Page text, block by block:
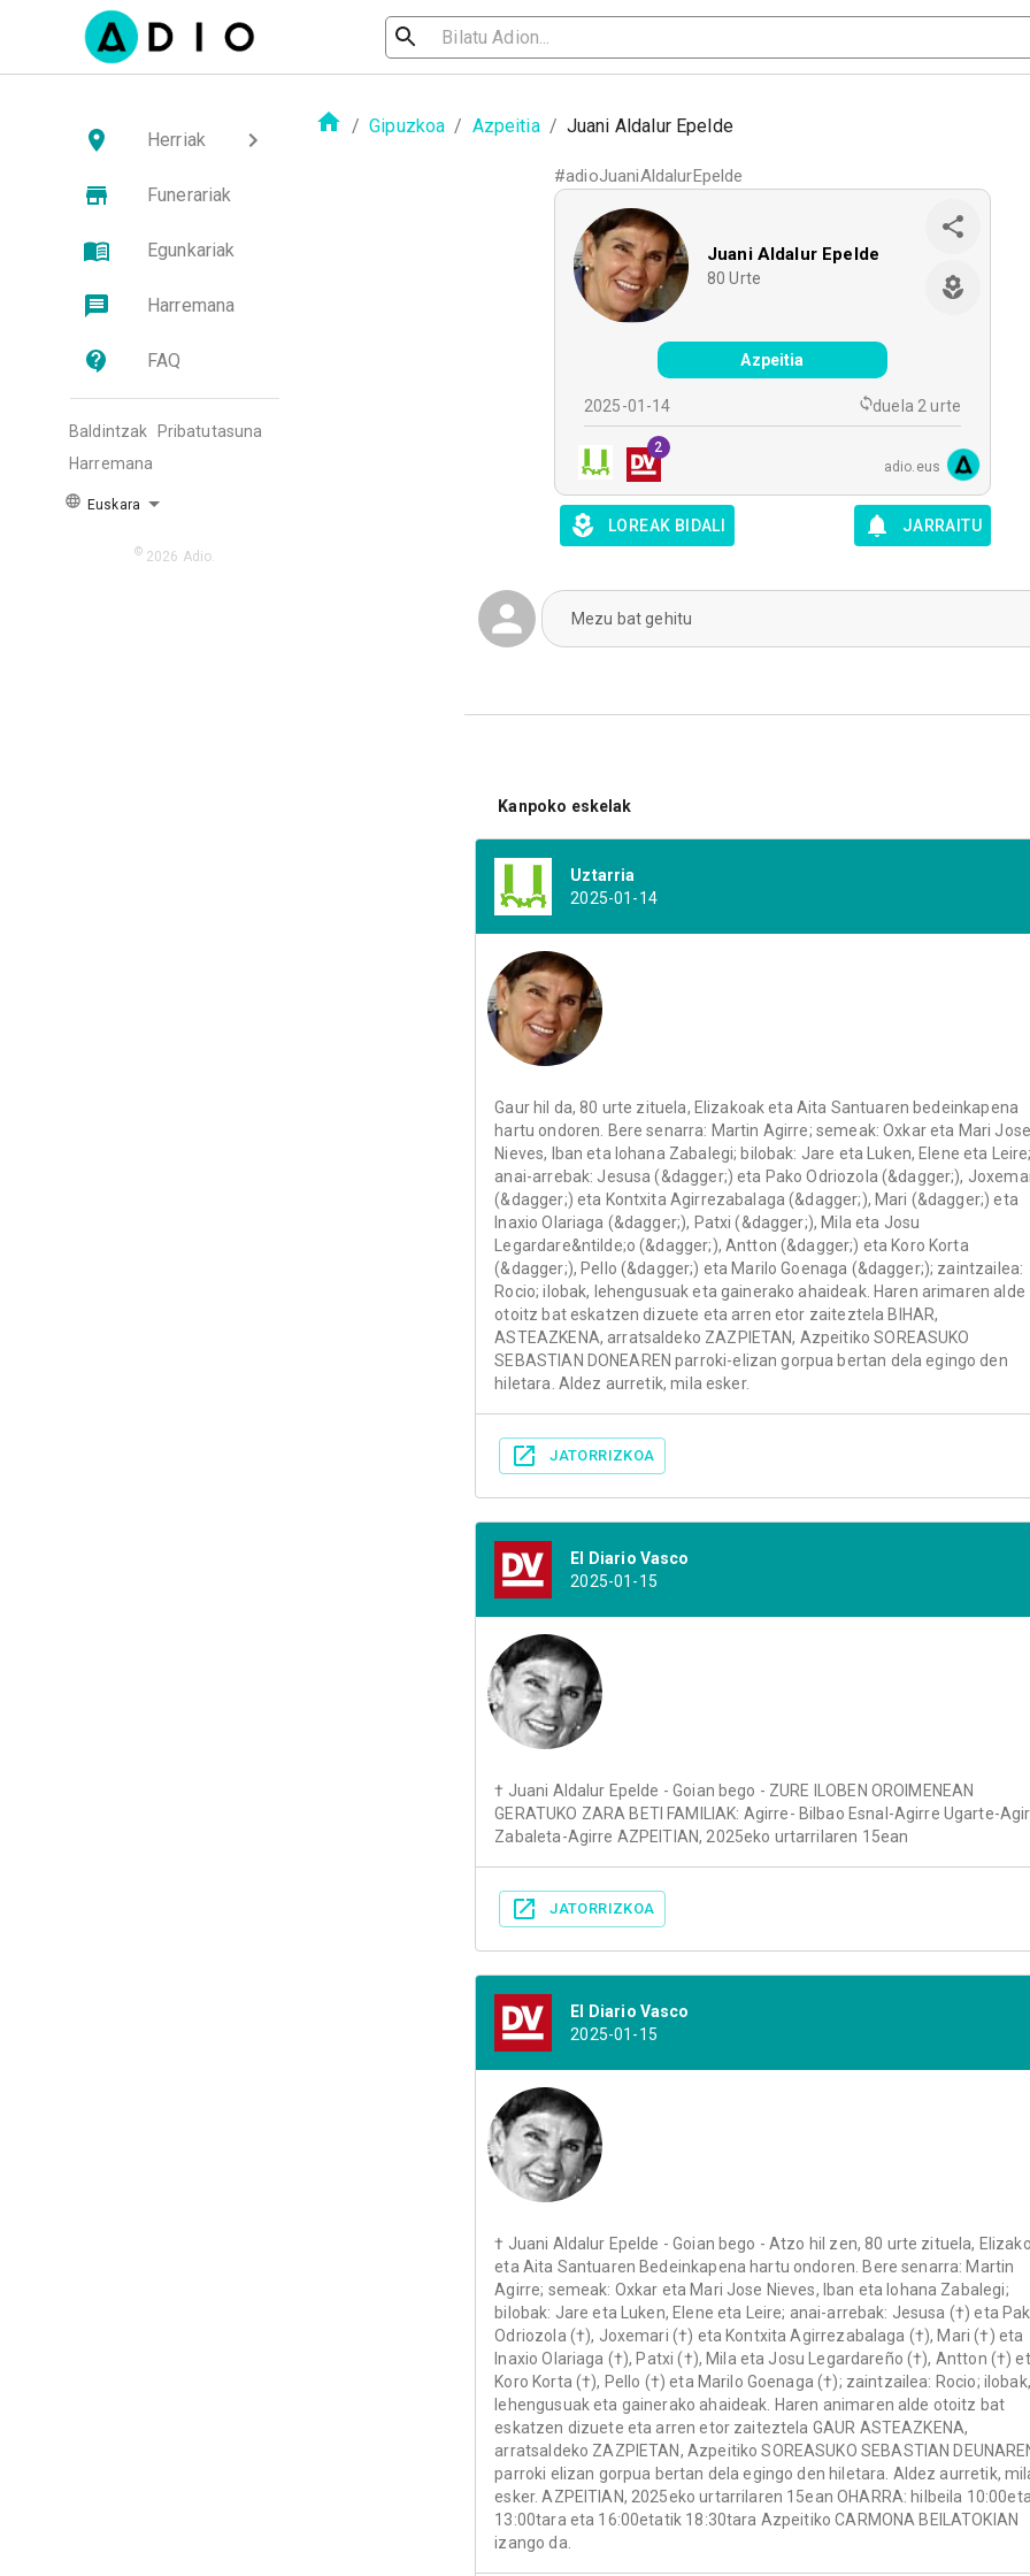
Herriak
Funerariak
Egunkariak
Harremana
FAQ
Baldintzak
Pribatutasuna
Harremana
Euskara
© 2026 Adio.
/ Gipuzkoa / Azpeitia / Juani Aldalur Epelde
#adioJuaniAldalurEpelde
Juani Aldalur Epelde
80 Urte
Azpeitia
2025-01-14 duela 2 urte
2
adio.eus
LOREAK BIDALI JARRAITU
Mezu bat gehitu
Kanpoko eskelak
Uztarria
2025-01-14
Gaur hil da, 80 urte zituela, Elizakoak eta Aita Santuaren bedeinkapena
hartu ondoren. Bere senarra: Martin Agirre; semeak: Oxkar eta Mari Jose
Nieves, Iban eta Iohana Zabalegi; bilobak: Jare eta Luken, Elene eta
anai-arrebak: Jesusa (&dagger;) eta Pako Odriozola (&dagger;),
(&dagger;) eta Kontxita Agirrezabalaga (&dagger;), Mari (&dagger;) eta
Inaxio Olariaga (&dagger;), Patxi (&dagger;), Mila eta Josu
Legardare&ntilde;o (&dagger;), Antton (&dagger;) eta Koro Korta
(&dagger;), Pello (&dagger;) eta Marilo Goenaga (&dagger;); zaintzailea:
Rocio; ilobak, lehengusuak eta gainerako ahaideak. Haren arimaren alde
otoitz bat eskatzen dizuete eta arren etor zaiteztela BIHAR,
ASTEAZKENA, arratsaldeko ZAZPIETAN, Azpeitiko SOREASUKO
SEBASTIAN DONEAREN parroki-elizan gorpua bertan dela egingo den
hiletara. Aldez aurretik, mila esker.
JATORRIZKOA
El Diario Vasco
2025-01-15
† Juani Aldalur Epelde - Goian bego - ZURE ILOBEN OROIMENEAN
GERATUKO ZARA BETI FAMILIAK: Agirre- Bilbao Esnal-Agirre Ugarte-
Zabaleta-Agirre AZPEITIAN, 2025eko urtarrilaren 15ean
JATORRIZKOA
El Diario Vasco
2025-01-15
† Juani Aldalur Epelde - Goian bego - Atzo hil zen, 80 urte zituela,
eta Aita Santuaren Bedeinkapena hartu ondoren. Bere senarra: Martin
Agirre; semeak: Oxkar eta Mari Jose Nieves, Iban eta Iohana Zabalegi;
bilobak: Jare eta Luken, Elene eta Leire; anai-arrebak: Jesusa (†) eta
Odriozola (†), Joxemari (†) eta Kontxita Agirrezabalaga (†), Mari (†) eta
Inaxio Olariaga (†), Patxi (†), Mila eta Josu Legardareño (†), Antton (†)
Koro Korta (†), Pello (†) eta Marilo Goenaga (†); zaintzailea: Rocio; ilobak,
lehengusuak eta gainerako ahaideak. Haren animaren alde otoitz bat
eskatzen dizuete eta arren etor zaiteztela GAUR ASTEAZKENA,
arratsaldeko ZAZPIETAN, Azpeitiko SOREASUKO SEBASTIAN
parroki elizan gorpua bertan dela egingo den hiletara. Aldez aurretik,
esker. AZPEITIAN, 2025eko urtarrilaren 15ean OHARRA: hilbeila
13:00tara eta 16:00etatik 18:30tara Azpeitiko CARMONA BEILATOKIAN
izango da.